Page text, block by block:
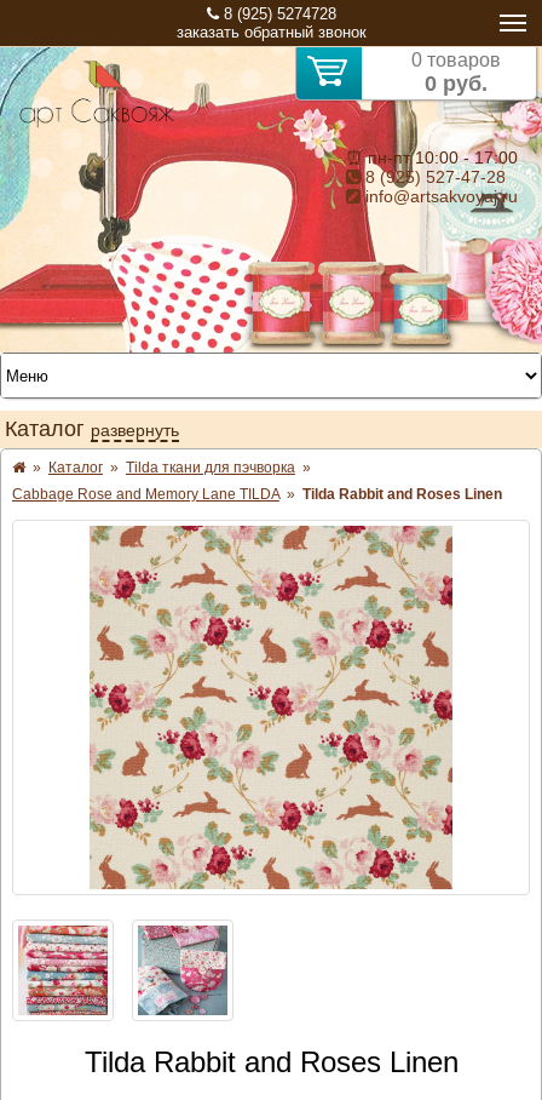
8 (925) 5274728
заказать обратный звонок
0 товаров
0 руб.
⏰ пн-пт 10:00 - 17:00
8 (925) 527-47-28
info@artsakvoyaj.ru
Каталог развернуть
» Каталог » Tilda ткани для пэчворка »
Cabbage Rose and Memory Lane TILDA » Tilda Rabbit and Roses Linen
Tilda Rabbit and Roses Linen